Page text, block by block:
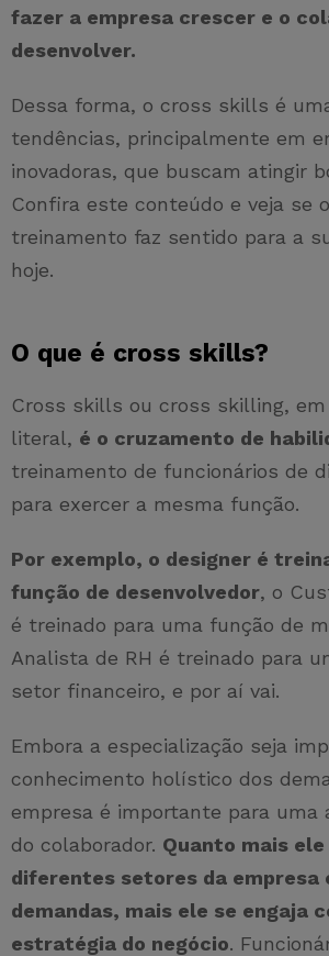
fazer a empresa crescer e o
desenvolver.
Dessa forma, o cross skills é
tendências, principalmente em
inovadoras, que buscam atingir
Confira este conteúdo e veja se
treinamento faz sentido para a
hoje.
O que é cross skills?
Cross skills ou cross skilling,
literal, é o cruzamento de
treinamento de funcionários de
para exercer a mesma função.
Por exemplo, o designer é
função de desenvolvedor, o
é treinado para uma função de
Analista de RH é treinado para
setor financeiro, e por aí vai.
Embora a especialização seja
conhecimento holístico dos
empresa é importante para uma
do colaborador. Quanto mais
diferentes setores da empresa
demandas, mais ele se engaja
estratégia do negócio.